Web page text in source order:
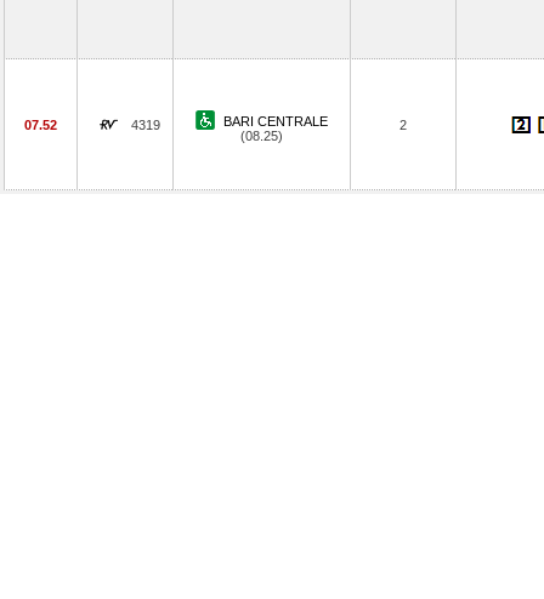
07.52 4319
BARI CENTRALE
(08.25)
2